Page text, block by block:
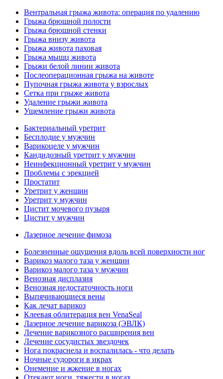
Вентральная грыжа живота: операция по удалению
Грыжа брюшной полости
Грыжа брюшной стенки
Грыжа внизу живота
Грыжа живота паховая
Грыжа мышц живота
Грыжи белой линии живота
Послеоперационная грыжа на животе
Пупочная грыжа живота у взрослых
Сетка при грыже живота
Удаление грыжи живота
Ущемление грыжи живота
Бактериальный уретрит
Бесплодие у мужчин
Варикоцеле у мужчин
Кандидозный уретрит у мужчин
Неинфекционный уретрит у мужчин
Проблемы с эрекцией
Простатит
Уретрит у женщин
Уретрит у мужчин
Цистит мочевого пузыря
Цистит у мужчин
Лазерное лечение фимоза
Болезненные ощущения вдоль всей поверхности ног
Варикоз малого таза у женщин
Варикоз малого таза у мужчин
Венозная дисплазия
Венозная недостаточность ноги
Выпячивающиеся вены
Как лечат варикоз
Клеевая облитерация вен VenaSeal
Лазерное лечение варикоза (ЭВЛК)
Лечение варикозного расширения вен
Лечение сосудистых звездочек
Нога покраснела и воспалилась - что делать
Ночные судороги в икрах
Онемение и жжение в ногах
Отекают ноги, тяжести в ногах